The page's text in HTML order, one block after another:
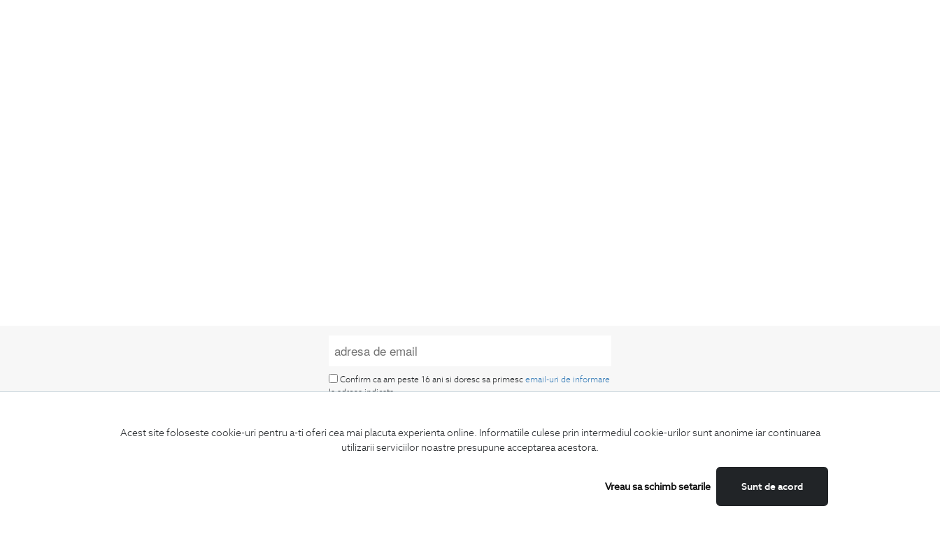
Acest site foloseste cookie-uri pentru a-ti oferi cea mai placuta experienta online. Informatiile culese prin intermediul cookie-urilor sunt anonime iar continuarea
utilizarii serviciilor noastre presupune acceptarea acestora.
Sunt de acord
Vreau sa schimb setarile
LA NEWSLETTER
Confirm ca am peste 16 ani si doresc sa primescemail-uri de informare
la adresa indicata.
oferte speciale si trenduri in moda masculina.